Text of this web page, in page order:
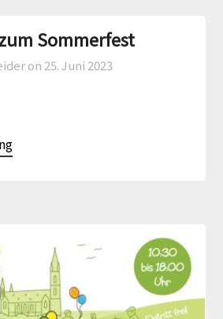
Sommerfest
on 25. Juni 2023